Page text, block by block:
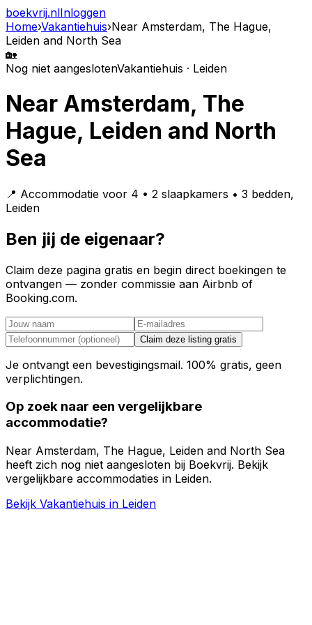
boekvrij.nlInloggen
Home›Vakantiehuis›Near Amsterdam, The Hague,
Leiden and North Sea
🏡
Nog niet aangeslotenVakantiehuis · Leiden
Near Amsterdam, The
Hague, Leiden and North
Sea
📍 Accommodatie voor 4 • 2 slaapkamers • 3 bedden,
Leiden
Ben jij de eigenaar?
Claim deze pagina gratis en begin direct boekingen te
ontvangen — zonder commissie aan Airbnb of
Booking.com.
Claim deze listing gratis
Je ontvangt een bevestigingsmail. 100% gratis, geen
verplichtingen.
Op zoek naar een vergelijkbare
accommodatie?
Near Amsterdam, The Hague, Leiden and North Sea
heeft zich nog niet aangesloten bij Boekvrij. Bekijk
vergelijkbare accommodaties in Leiden.
Bekijk Vakantiehuis in Leiden